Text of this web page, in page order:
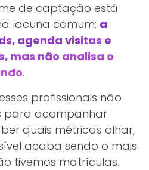
de captação está
lacuna comum: a
agenda visitas e
mas não analisa o
.
profissionais não
acompanhar
quais métricas olhar,
acaba sendo o mais
tivemos matrículas.